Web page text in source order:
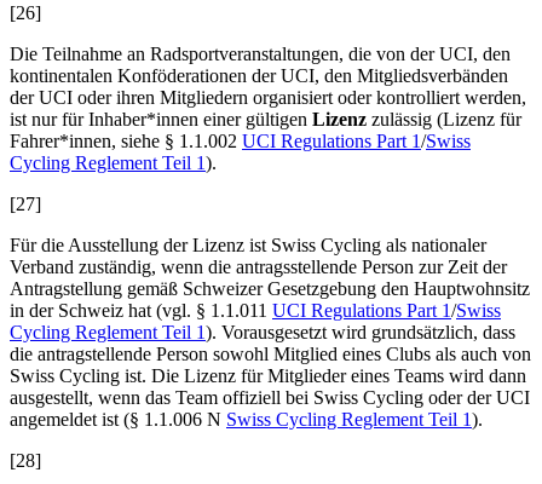
[26]
Die Teilnahme an Radsportveranstaltungen, die von der UCI, den
kontinentalen Konföderationen der UCI, den Mitgliedsverbänden
der UCI oder ihren Mitgliedern organisiert oder kontrolliert werden,
ist nur für Inhaber*innen einer gültigen Lizenz zulässig (Lizenz für
Fahrer*innen, siehe § 1.1.002 UCI Regulations Part 1/Swiss
Cycling Reglement Teil 1).
[27]
Für die Ausstellung der Lizenz ist Swiss Cycling als nationaler
Verband zuständig, wenn die antragsstellende Person zur Zeit der
Antragstellung gemäß Schweizer Gesetzgebung den Hauptwohnsitz
in der Schweiz hat (vgl. § 1.1.011 UCI Regulations Part 1/Swiss
Cycling Reglement Teil 1). Vorausgesetzt wird grundsätzlich, dass
die antragstellende Person sowohl Mitglied eines Clubs als auch von
Swiss Cycling ist. Die Lizenz für Mitglieder eines Teams wird dann
ausgestellt, wenn das Team offiziell bei Swiss Cycling oder der UCI
angemeldet ist (§ 1.1.006 N Swiss Cycling Reglement Teil 1).
[28]